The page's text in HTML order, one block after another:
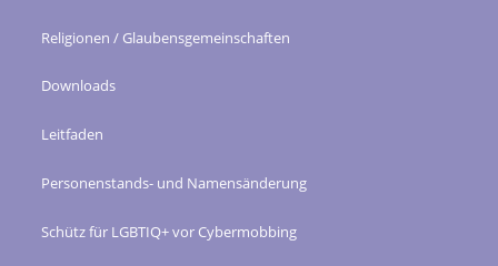
Religionen / Glaubensgemeinschaften
Downloads
Leitfaden
Personenstands- und Namensänderung
Schütz für LGBTIQ+ vor Cybermobbing